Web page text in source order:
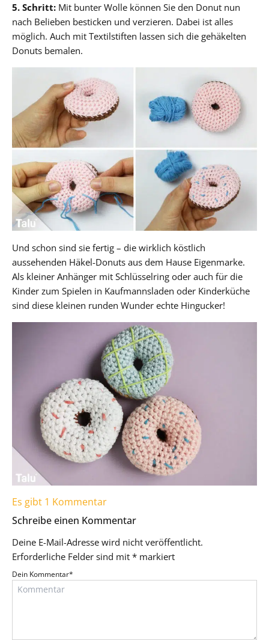
5. Schritt: Mit bunter Wolle können Sie den Donut nun
nach Belieben besticken und verzieren. Dabei ist alles
möglich. Auch mit Textilstiften lassen sich die gehäkelten
Donuts bemalen.
Und schon sind sie fertig – die wirklich köstlich
aussehenden Häkel-Donuts aus dem Hause Eigenmarke.
Als kleiner Anhänger mit Schlüsselring oder auch für die
Kinder zum Spielen in Kaufmannsladen oder Kinderküche
sind diese kleinen runden Wunder echte Hingucker!
Es gibt 1 Kommentar
Schreibe einen Kommentar
Deine E-Mail-Adresse wird nicht veröffentlicht.
Erforderliche Felder sind mit * markiert
Dein Kommentar*